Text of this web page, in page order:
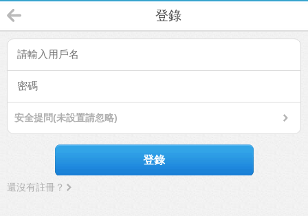
登錄
安全提問(未設置請忽略)
登錄
還沒有註冊？